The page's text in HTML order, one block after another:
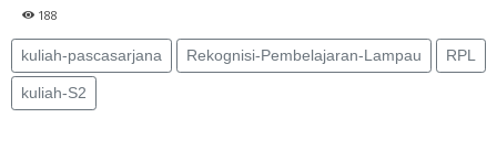
188
kuliah-pascasarjana Rekognisi-Pembelajaran-Lampau RPL
kuliah-S2